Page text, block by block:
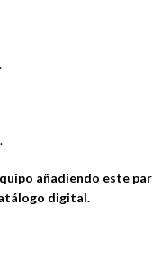
añadiendo este
digital.